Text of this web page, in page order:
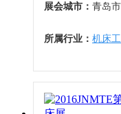
展会城市： 青岛市
所属行业： 机床